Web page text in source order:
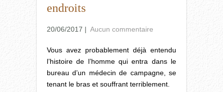
endroits
20/06/2017 | Aucun commentaire
Vous avez probablement déjà entendu
l’histoire de l’homme qui entra dans le
bureau d’un médecin de campagne, se
tenant le bras et souffrant terriblement.